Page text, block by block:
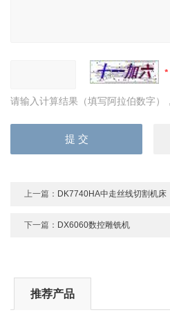
请输入计算结果（填写阿拉伯数字）
上一篇： DK7740HA中走丝线切割机床
下一篇： DX6060数控雕铣机
推荐产品